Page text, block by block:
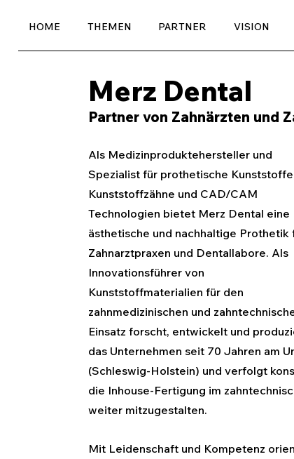
HOME THEMEN PARTNER VISION
Merz Dental
Partner von Zahnärzten und
Als Medizinproduktehersteller und
Spezialist für prothetische
Kunststoffzähne und CAD/CAM
Technologien bietet Merz Dental eine
ästhetische und nachhaltige Prothetik
Zahnarztpraxen und Dentallabore. Als
Innovationsführer von
Kunststoffmaterialien für den
zahnmedizinischen und
Einsatz forscht, entwickelt und
das Unternehmen seit 70 Jahren am
(Schleswig-Holstein) und verfolgt
die Inhouse-Fertigung im
weiter mitzugestalten.
Mit Leidenschaft und Kompetenz